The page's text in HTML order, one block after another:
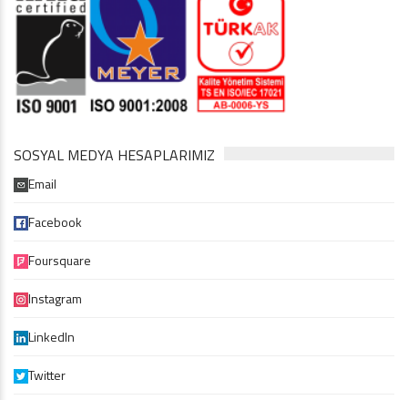
SOSYAL MEDYA HESAPLARIMIZ
Email
Facebook
Foursquare
Instagram
LinkedIn
Twitter